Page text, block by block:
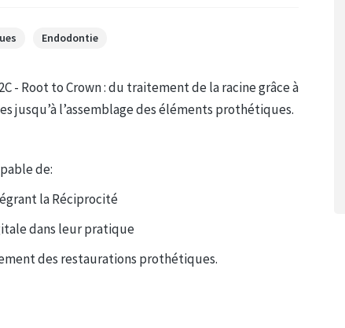
Endodontie
- Root to Crown : du traitement de la racine grâce à
l’assemblage des éléments prothétiques.
de:
la Réciprocité
dans leur pratique
des restaurations prothétiques.